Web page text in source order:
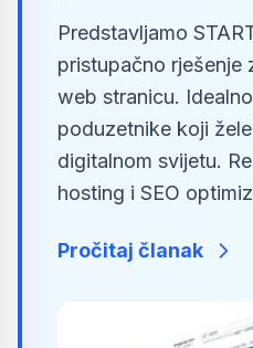
Predstavljamo
pristupačno rješenje
web stranicu.
poduzetnike koji
digitalnom svijetu.
hosting i SEO
Pročitaj članak